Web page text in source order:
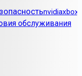
nvidiaxbox
обслуживания